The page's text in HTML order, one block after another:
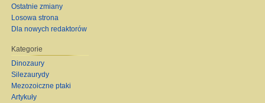
Ostatnie zmiany
Losowa strona
Dla nowych redaktorów
Kategorie
Dinozaury
Silezaurydy
Mezozoiczne ptaki
Artykuły